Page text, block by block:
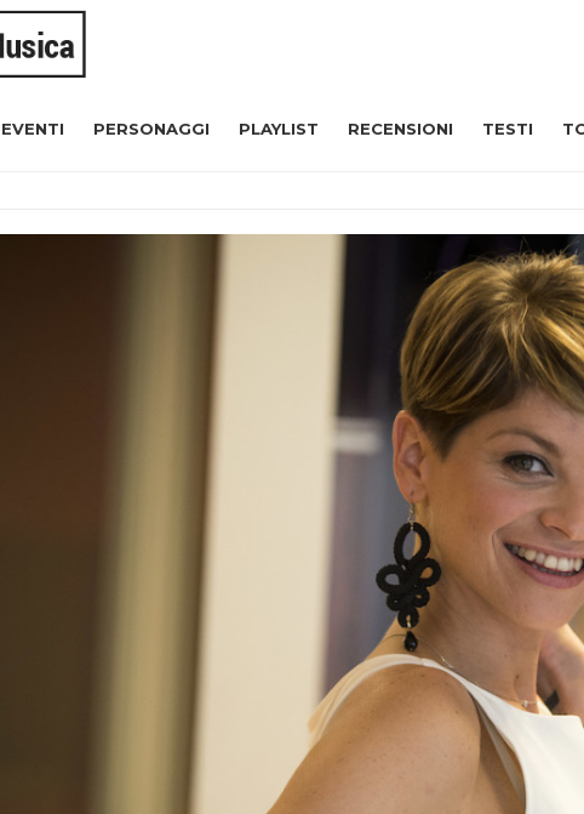
EVENTI PERSONAGGI PLAYLIST RECENSIONI TESTI